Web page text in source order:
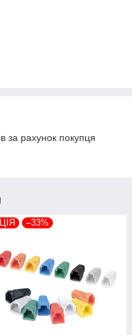
за рахунок покупця
–33%